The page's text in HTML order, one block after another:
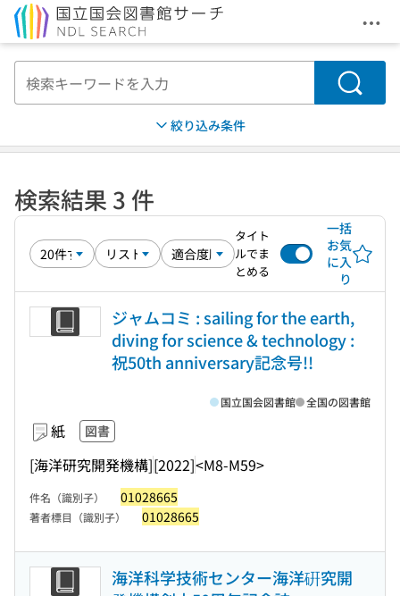
メ
検索
絞り込み条件
検索結果 3 件
タイト
ルでま
とめる
一括
お気
に入
り
ジャムコミ : sailing for the earth,
diving for science & technology :
祝50th anniversary記念号!!
紙 図書
[海洋研究開発機構][2022]<M8-M59>
国立国会図書館 全国の図書館
件名（識別子） 01028665
著者標目（識別子） 01028665
海洋科学技術センター海洋硏究開